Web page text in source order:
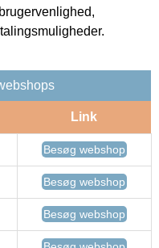
Link
Besøg webshop
Besøg webshop
Besøg webshop